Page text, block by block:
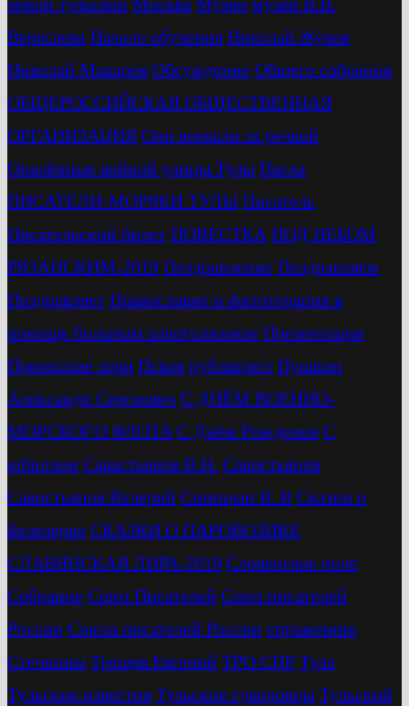
Вересаева Начало обучения Николай Жуков
Николай Макаров Обсуждение Общего собрания
ОБЩЕРОССИЙСКАЯ ОБЩЕСТВЕННАЯ
ОРГАНИЗАЦИЯ Они воевали за речкой
Опалённые войной улицы Тулы Пасха
ПИСАТЕЛИ-МОРЯКИ ТУЛЫ Писатель
Писательский билет ПОВЕСТКА ПОД НЕБОМ
РЯЗАНСКИМ-2019 Поздравление Поздравляем
Поздравляет Православие и фитотерапия в
помощь больным алкоголизмом Презентация
Приокские зори Псков публицист Пушкин
Александр Сергеевич С ДНЁМ ВОЕННО-
МОРСКОГО ФЛОТА С Днём Рождения С
юбиллем Савастьянов В.Н. Савостьянов
Савостьянов Валерий Синицын В. В Сказки о
Белозерке СКАЗКИ О ПАРОВОЗИКЕ
СЛАВЯНСКАЯ ЛИРА-2019 Словенское поле
Собрание Союз Писателей Союз писателей
России Союза писателей России справочник
Стечкины Трещев Евгений ТРО СПР Тула
Тульские известия Тульские суворовцы Тульский